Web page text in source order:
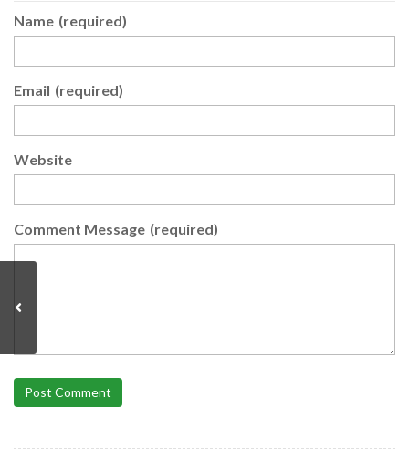
Name (required)
Email (required)
Website
Comment Message (required)
Post Comment